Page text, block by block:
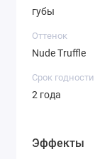
губы
Оттенок
Nude Truffle
Срок годности
2 года
Эффекты